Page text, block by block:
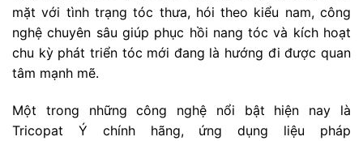
mặt với tình trạng tóc thưa, hói theo kiểu nam, công
nghệ chuyên sâu giúp phục hồi nang tóc và kích hoạt
chu kỳ phát triển tóc mới đang là hướng đi được quan
tâm mạnh mẽ.
Một trong những công nghệ nổi bật hiện nay là
Tricopat Ý chính hãng, ứng dụng liệu pháp